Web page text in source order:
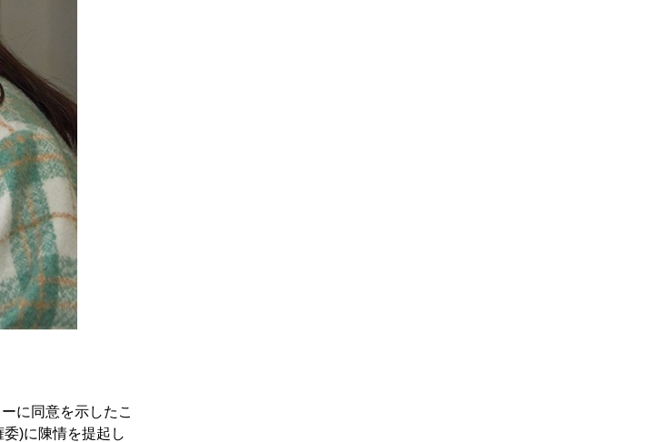
に同意を示したこ
)に陳情を提起し